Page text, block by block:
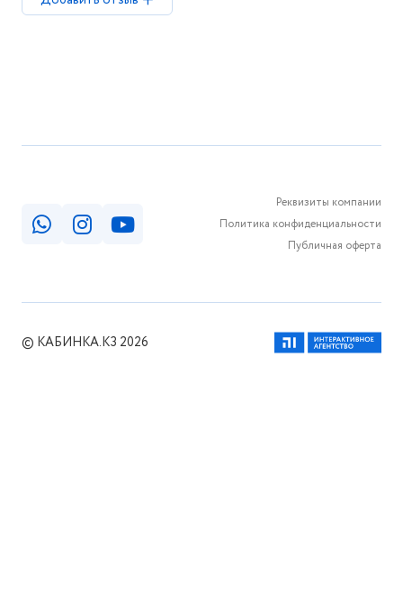
Реквизиты компании
Политика конфиденциальности
Публичная оферта
© КАБИНКА.КЗ 2026